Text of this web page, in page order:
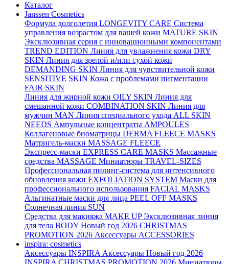
Каталог
Janssen Cosmetics
Формула долголетия LONGEVITY CARE Система
управления возрастом для вашей кожи MATURE SKIN
Эксклюзивная серия с инновационными компонентами
TREND EDITION Линия для увлажнения кожи DRY
SKIN Линия для зрелой и/или сухой кожи
DEMANDING SKIN Линия для чувствительной кожи
SENSITIVE SKIN Кожа с проблемами пигментации
FAIR SKIN
Линия для жирной кожи OILY SKIN Линия для
смешанной кожи COMBINATION SKIN Линия для
мужчин MAN Линия специального ухода ALL SKIN
NEEDS Ампульные концентраты AMPOULES
Коллагеновые биоматрицы DERMA FLEECE MASKS
Матригель-маски MASSAGE FLEECE
Экспресс-маски EXPRESS CARE MASKS Массажные
средства MASSAGE Миниатюры TRAVEL-SIZES
Профессиональная пилинг-система для интенсивного
обновления кожи EXFOLIATION SYSTEM Маски для
профессионального использования FACIAL MASKS
Альгинатные маски для лица PEEL OFF MASKS
Солнечная линия SUN
Средства для макияжа MAKE UP Эксклюзивная линия
для тела BODY Новый год 2026 CHRISTMAS
PROMOTION 2026 Аксессуары ACCESSORIES
inspira: cosmetics
Аксессуары INSPIRA Аксессуары Новый год 2026
INSPIRA CHRISTMAS PROMOTION 2026 Миниатюры